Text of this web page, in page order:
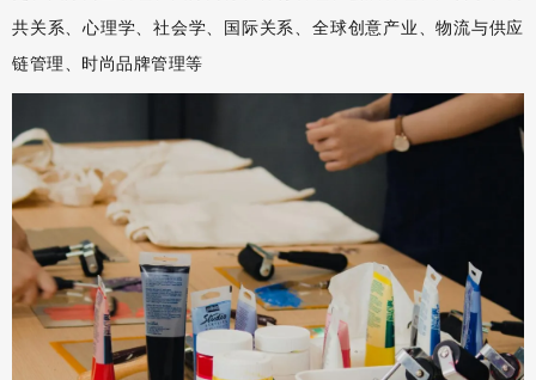
共关系、心理学、社会学、国际关系、全球创意产业、物流与供应
链管理、时尚品牌管理等